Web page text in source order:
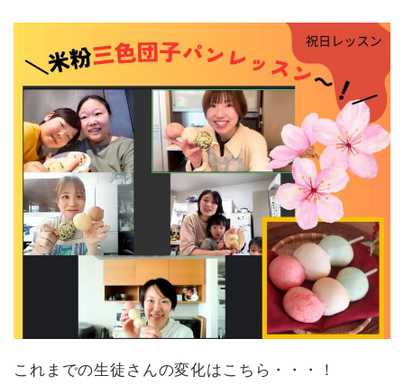
これまでの生徒さんの変化はこちら・・・！